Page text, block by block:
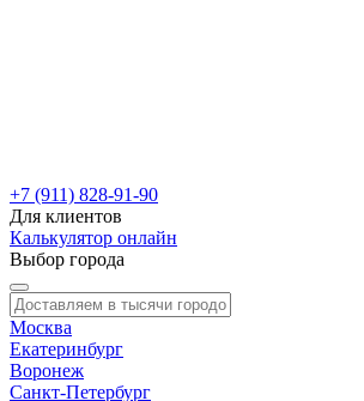
+7 (911) 828-91-90
Для клиентов
Калькулятор онлайн
Выбор города
Москва
Екатеринбург
Воронеж
Санкт-Петербург